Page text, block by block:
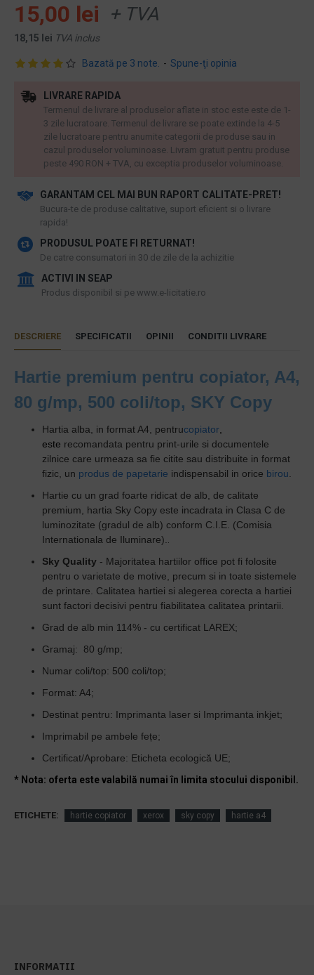
Bazată pe 3 note. - Spune-ţi opinia
15,00 lei + TVA
18,15 lei TVA inclus
GARANTAM CEL MAI BUN RAPORT CALITATE-PRET!
​Bucura-te de produse calitative, suport eficient si o livrare
rapida!
PRODUSUL POATE FI RETURNAT!
De catre consumatori in 30 de zile de la achizitie
ACTIVI IN SEAP
Produs disponibil si pe www.e-licitatie.ro
LIVRARE RAPIDA
Termenul de livrare al produselor aflate in stoc este este de 1-
3 zile lucratoare. Termenul de livrare se poate extinde la 4-5
zile lucratoare pentru anumite categorii de produse sau in
cazul produselor voluminoase. Livram gratuit pentru produse
peste 490 RON + TVA, cu exceptia produselor voluminoase.
DESCRIERE SPECIFICATII OPINII CONDITII LIVRARE
Hartie premium pentru copiator, A4,
80 g/mp, 500 coli/top, SKY Copy
Hartia alba, in format A4, pentrucopiator
este recomandata pentru print-urile si documentele
zilnice care urmeaza sa fie citite sau distribuite in format
fizic, un produs de papetarie indispensabil in orice birou
Hartie cu un grad foarte ridicat de alb, de calitate
premium, hartia Sky Copy este incadrata in Clasa C de
luminozitate (gradul de alb) conform C.I.E. (Comisia
Internationala de Iluminare).
Sky Quality - Majoritatea hartiilor office pot fi folosite
pentru o varietate de motive, precum si in toate sistemele
de printare. Calitatea hartiei si alegerea corecta a hartiei
sunt factori decisivi pentru fiabilitatea calitatea printarii.
Grad de alb min 114% - cu certificat LAREX;
Gramaj: 80 g/mp;
Numar coli/top: 500 coli/top;
Format: A4;
Destinat pentru: Imprimanta laser si Imprimanta inkjet;
Imprimabil pe ambele fețe;
Certificat/Aprobare: Eticheta ecologică UE;
* Nota: oferta este valabilă numai în limita stocului disponibil.
ETICHETE: hartie copiator xerox sky copy hartie a4
INFORMATII